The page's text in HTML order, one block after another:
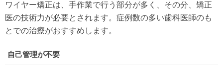
ワイヤー矯正は、手作業で行う部分が多く、その分、矯正
医の技術力が必要とされます。症例数の多い歯科医師のも
とでの治療がおすすめします。
自己管理が不要